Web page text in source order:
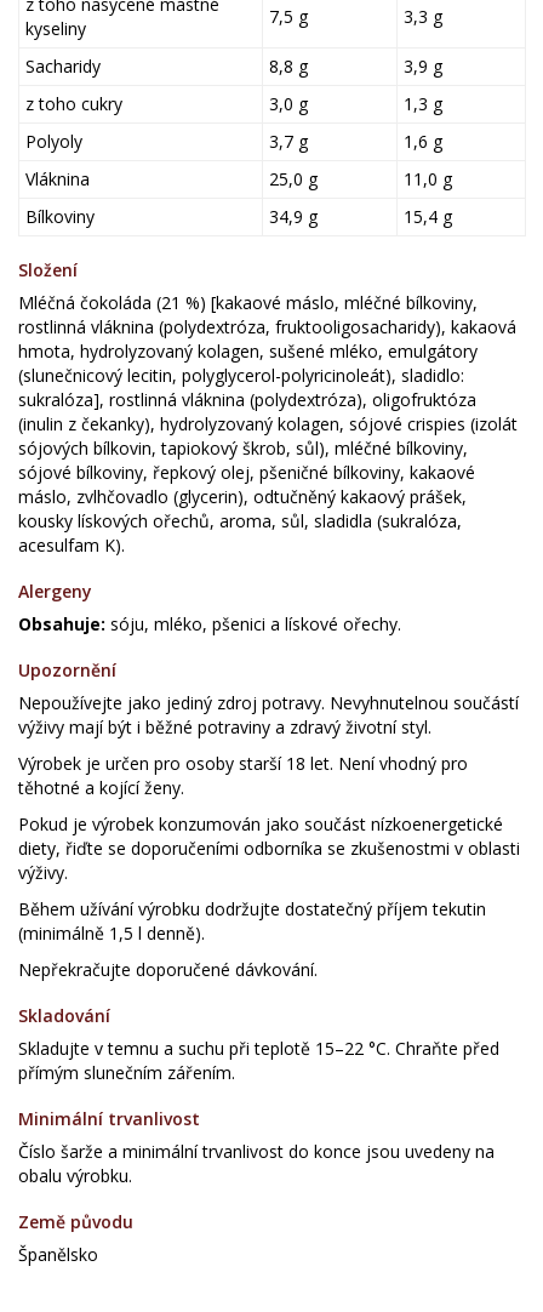
kyseliny
7,5 g 3,3 g
Sacharidy 8,8 g
3,9 g
z toho cukry
3,0 g
1,3 g
Polyoly
3,7 g
1,6 g
Vláknina
25,0 g
11,0 g
Bílkoviny
34,9 g 15,4 g
Složení
Mléčná čokoláda (21 %) [kakaové máslo, mléčné bílkoviny,
rostlinná vláknina (polydextróza, fruktooligosacharidy), kakaová
hmota, hydrolyzovaný kolagen, sušené mléko, emulgátory
(slunečnicový lecitin, polyglycerol-polyricinoleát), sladidlo:
sukralóza], rostlinná vláknina (polydextróza), oligofruktóza
(inulin z čekanky), hydrolyzovaný kolagen, sójové crispies (izolát
sójových bílkovin, tapiokový škrob, sůl), mléčné bílkoviny,
sójové bílkoviny, řepkový olej, pšeničné bílkoviny, kakaové
máslo, zvlhčovadlo (glycerin), odtučněný kakaový prášek,
kousky lískových ořechů, aroma, sůl, sladidla (sukralóza,
acesulfam K).
Alergeny
Obsahuje: sóju, mléko, pšenici a lískové ořechy.
Upozornění
Nepoužívejte jako jediný zdroj potravy. Nevyhnutelnou součástí
výživy mají být i běžné potraviny a zdravý životní styl.
Výrobek je určen pro osoby starší 18 let. Není vhodný pro
těhotné a kojící ženy.
Pokud je výrobek konzumován jako součást nízkoenergetické
diety, řiďte se doporučeními odborníka se zkušenostmi v oblasti
výživy.
Během užívání výrobku dodržujte dostatečný příjem tekutin
(minimálně 1,5 l denně).
Nepřekračujte doporučené dávkování.
Skladování
Skladujte v temnu a suchu při teplotě 15–22 °C. Chraňte před
přímým slunečním zářením.
Minimální trvanlivost
Číslo šarže a minimální trvanlivost do konce jsou uvedeny na
obalu výrobku.
Země původu
Španělsko